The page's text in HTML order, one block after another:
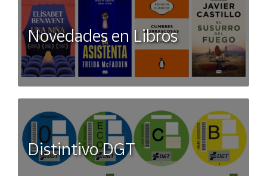
Novedades en Libros
Distintivo DGT